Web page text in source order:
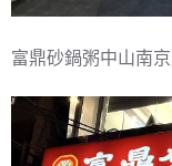
富鼎砂鍋粥中山南